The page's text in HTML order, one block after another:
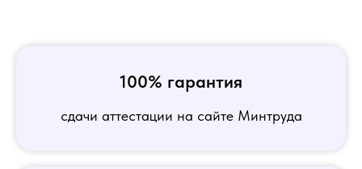
100% гарантия
сдачи аттестации на сайте Минтруда